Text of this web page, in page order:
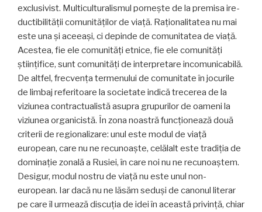
exclu­sivist. Multiculturalismul pornește de la premisa ire­
ductibilității comunităților de viață. Raționalitatea nu mai
este una și aceeași, ci depinde de comunitatea de viață.
Acestea, fie ele comunități etnice, fie ele comu­nități
științifice, sunt comunități de interpretare incomunicabilă.
De altfel, frecvența termenului de comunitate în jocurile
de limbaj referitoare la societate indică trecerea de la
viziunea contractualistă asupra grupurilor de oameni la
viziunea organicistă. În zona noastră funcționează două
criterii de regionalizare: unul este modul de viață
european, care nu ne recunoaște, celălalt este tradiția de
dominație zonală a Rusiei, în care noi nu ne recunoaștem.
Desigur, modul nostru de viață nu este unul non-
european. Iar dacă nu ne lăsăm seduși de canonul literar
pe care îl urmează discuția de idei în această privință, chiar